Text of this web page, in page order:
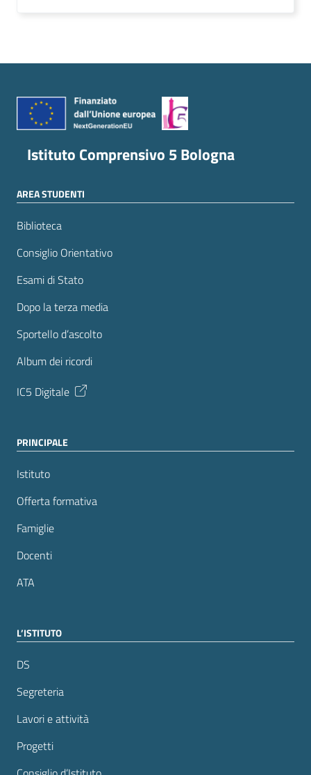
Istituto Comprensivo 5 Bologna
AREA STUDENTI
Biblioteca
Consiglio Orientativo
Esami di Stato
Dopo la terza media
Sportello d’ascolto
Album dei ricordi
IC5 Digitale
PRINCIPALE
Istituto
Offerta formativa
Famiglie
Docenti
ATA
L’ISTITUTO
DS
Segreteria
Lavori e attività
Progetti